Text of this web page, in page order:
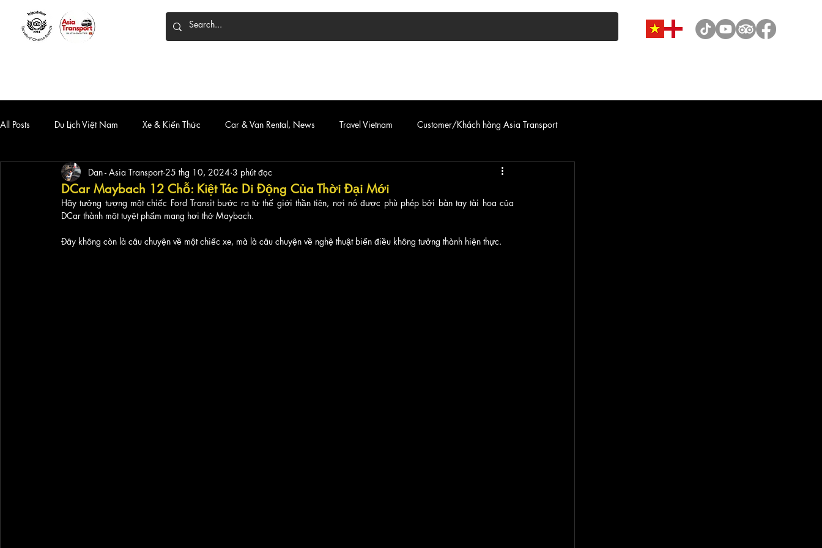
All Posts Du Lịch Việt Nam Xe & Kiến Thức Car & Van Rental, News Travel Vietnam Customer/Khách hàng Asia Transport
DCar Maybach 12 Chỗ: Kiệt Tác Di Động Của Thời Đại Mới
Dan - Asia Transport 25 thg 10, 2024 3 phút đọc
Hãy tưởng tượng một chiếc Ford Transit bước ra từ thế giới thần tiên, nơi nó được phù phép bởi bàn tay tài hoa của
DCar thành một tuyệt phẩm mang hơi thở Maybach.
Đây không còn là câu chuyện về một chiếc xe, mà là câu chuyện về nghệ thuật biến điều không tưởng thành hiện thực.